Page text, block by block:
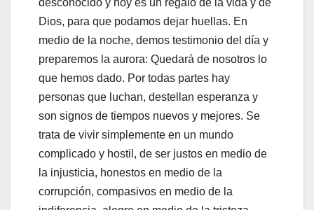
Dios, para que podamos dejar huellas. En
medio de la noche, demos testimonio del día y
preparemos la aurora: Quedará de nosotros lo
que hemos dado. Por todas partes hay
personas que luchan, destellan esperanza y
son signos de tiempos nuevos y mejores. Se
trata de vivir simplemente en un mundo
complicado y hostil, de ser justos en medio de
la injusticia, honestos en medio de la
corrupción, compasivos en medio de la